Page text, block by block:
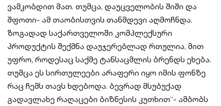
ვამკობდით მათ. თუმცა, დაუცველობის შიში და
შფოთი- ამ თაობისთვის თანმდევი აღმოჩნდა.
ზოგადად საქართველოში კომპლექსური
პროდუქტის შექმნა დაუჯერებლად რთულია, მით
უფრო, როდესაც საქმე ტანსაცმლის ბრენდს ეხება.
თუმცა ეს სირთულეები არაფერი იყო იმის ფონზე
რაც ჩემს თავს ხდებოდა. ბევრად მსუბუქად
გადავლახე რაღაცები ბიზნესის კუთხით“- ამბობს